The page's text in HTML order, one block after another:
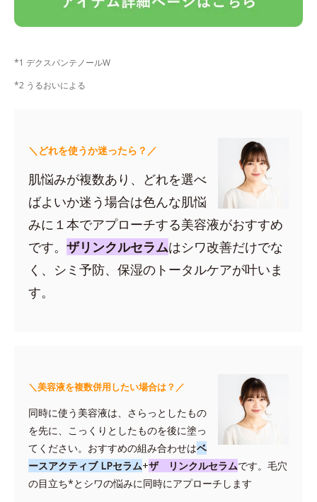
*1 デクスパンテノールW
*2 うるおいによる
＼どれを使うか迷ったら？／
肌悩みが複数あり、どれを選べ
ばよいか迷う場合は色んな肌悩
みに１本でアプローチする美容液がおすすめ
です。 ザリンクルセラムはシワ改善だけでな
く、シミ予防、保湿のトータルケアが叶いま
す。
＼美容液を複数併用したい場合は？／
同時に使う美容液は、さらっとしたもの
を先に、こっくりとしたものを後に塗っ
てください。おすすめの組み合わせはベ
ースアクティブ LPセラム+ザ リンクルセラムです。毛穴
の目立ち*とシワの悩みに同時にアプローチします